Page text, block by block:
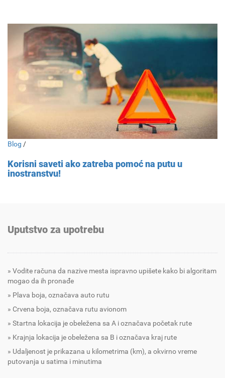
Blog /
Korisni saveti ako zatreba pomoć na putu u
inostranstvu!
Uputstvo za upotrebu
Vodite računa da nazive mesta ispravno upišete kako bi algoritam
mogao da ih pronađe
Plava boja, označava auto rutu
Crvena boja, označava rutu avionom
Startna lokacija je obeležena sa A i označava početak rute
Krajnja lokacija je obeležena sa B i označava kraj rute
Udaljenost je prikazana u kilometrima (km), a okvirno vreme
putovanja u satima i minutima